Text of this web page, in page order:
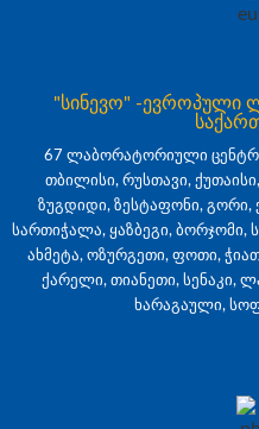
"სინევო" -ევროპული
67 ლაბორატორიული
თბილისი, რუსთავი,
ზუგდიდი, ზესტაფონი, გორი,
სართიჭალა, ყაზბეგი, ბორჯომი,
ახმეტა, ოზურგეთი, ფოთი,
ქარელი, თიანეთი, სენაკი,
ხარაგაული,